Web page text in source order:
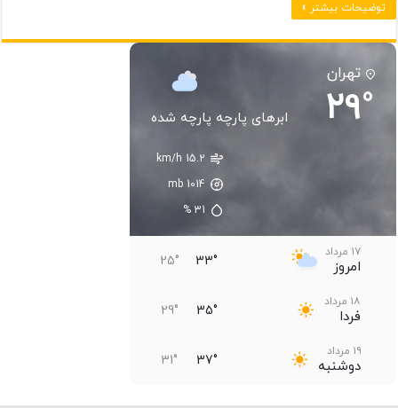
توضیحات بیشتر »
تهران
29° ابرهای پارچه پارچه شده
15.2 km/h
1014
mb
31
%
۱۷ مرداد
امروز 33°
25°
۱۸ مرداد
فردا 35°
29°
۱۹ مرداد
دوشنبه 37°
31°